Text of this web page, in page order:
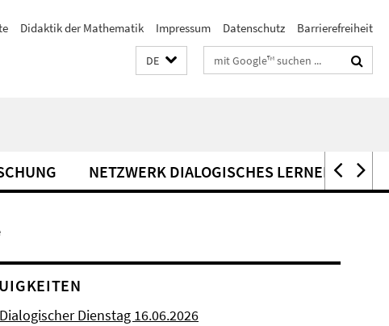
Didaktik der Mathematik Impressum Datenschutz Barrierefreiheit
DE Suchbegriffe
NETZWERK DIALOGISCHES LERNEN
Dienstag 16.06.2026